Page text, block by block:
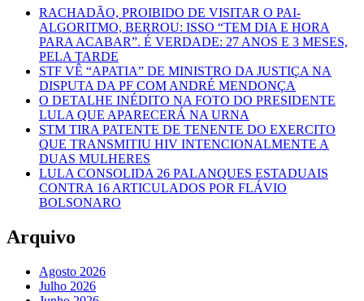
RACHADÃO, PROIBIDO DE VISITAR O PAI-
ALGORITMO, BERROU: ISSO “TEM DIA E HORA
PARA ACABAR”. É VERDADE: 27 ANOS E 3 MESES,
PELA TARDE
STF VÊ “APATIA” DE MINISTRO DA JUSTIÇA NA
DISPUTA DA PF COM ANDRÉ MENDONÇA
O DETALHE INÉDITO NA FOTO DO PRESIDENTE
LULA QUE APARECERÁ NA URNA
STM TIRA PATENTE DE TENENTE DO EXERCITO
QUE TRANSMITIU HIV INTENCIONALMENTE A
DUAS MULHERES
LULA CONSOLIDA 26 PALANQUES ESTADUAIS
CONTRA 16 ARTICULADOS POR FLÁVIO
BOLSONARO
Arquivo
Agosto 2026
Julho 2026